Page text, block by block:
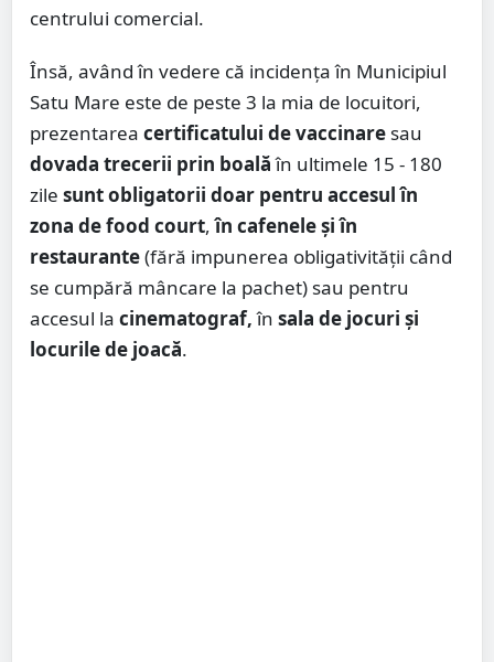
centrului comercial.
Însă, având în vedere că incidența în Municipiul
Satu Mare este de peste 3 la mia de locuitori,
prezentarea certificatului de vaccinare sau
dovada trecerii prin boalăîn ultimele 15 - 180
zile sunt obligatorii doar pentru accesul în
zona de food court,în cafenele și în
restaurante(fără impunerea obligativității când
se cumpără mâncare la pachet) sau pentru
accesul la cinematograf,în sala de jocuri și
locurile de joacă.